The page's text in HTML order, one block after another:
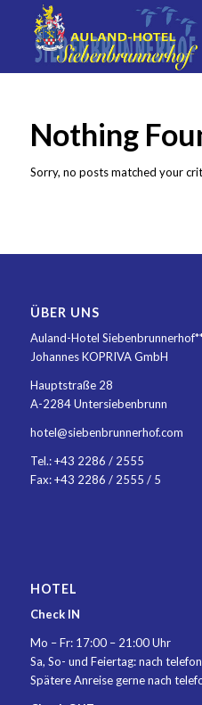
Nothing
Sorry, no posts matched your
ÜBER UNS
Auland-Hotel
Johannes KOPRIVA GmbH
Hauptstraße 28
A-2284 Untersiebenbrunn
hotel@siebenbrunnerhof.com
Tel.:+43 2286 / 2555
Fax: +43 2286 / 2555 / 5
HOTEL
Check IN
Mo – Fr: 17:00 – 21:00 Uhr
Sa, So- und Feiertag: nach
Spätere Anreise gerne nach